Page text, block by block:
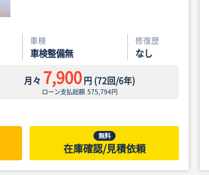
車検
車検整備無
修復歴
なし
月々 7,900円 (72回/6年)
ローン支払総額 575,794円
無料
在庫確認/見積依頼